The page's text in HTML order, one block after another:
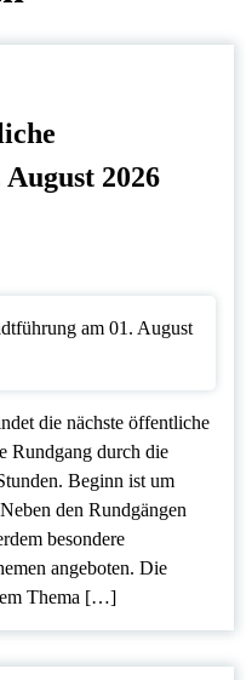
2026
die nächste öffentliche
Rundgang durch die
Beginn ist um
den Rundgängen
besondere
angeboten. Die
Thema […]